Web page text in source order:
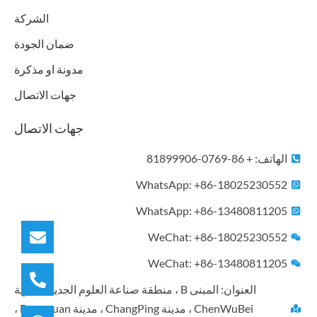
الشركة
ضمان الجودة
مدونة او مذكرة
جهات الاتصال
جهات الاتصال
الهاتف: + 86-0769-81899906
WhatsApp: +86-18025230552
WhatsApp: +86-13480811205
WeChat: +86-18025230552
WeChat: +86-13480811205
العنوان: المبنى B ، منطقة صناعة العلوم الجديدة ، قرية
ChenWuBei ، مدينة ChangPing ، مدينة Dongguan ،